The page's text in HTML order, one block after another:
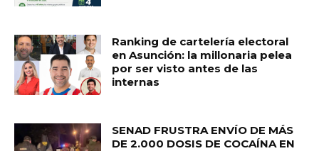
Ranking de cartelería electoral
en Asunción: la millonaria pelea
por ser visto antes de las
internas
SENAD FRUSTRA ENVÍO DE MÁS
DE 2.000 DOSIS DE COCAÍNA EN